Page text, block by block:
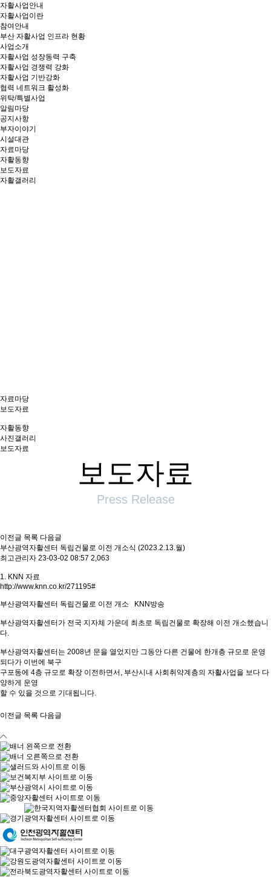
자활사업안내
자활사업이란
참여안내
부산 자활사업 인프라 현황
사업소개
자활사업 성장동력 구축
자활사업 경쟁력 강화
자활사업 기반강화
협력 네트워크 활성화
위탁/특별사업
알림마당
공지사항
부자이야기
시설대관
자료마당
자활동향
보도자료
자활갤러리
자료마당
보도자료
자활동향
사진갤러리
보도자료
보도자료
Press Release
이전글 목록 다음글
부산광역자활센터 독립건물로 이전 개소식 (2023.2.13.월)
최고관리자 23-03-02 08:57 2,063
1. KNN 자료
http://www.knn.co.kr/271195#
부산광역자활센터 독립건물로 이전 개소 KNN방송
부산광역자활센터가 전국 지자체 가운데 최초로 독립건물로 확장해 이전 개소했습니
다.
부산광역자활센터는 2008년 문을 열었지만 그동안 다른 건물에 한개층 규모로 운영
되다가 이번에 북구
구포동에 4층 규모로 확장 이전하면서, 부산시내 사회취약계층의 자활사업을 보다 다
양하게 운영
할 수 있을 것으로 기대됩니다.
이전글 목록 다음글